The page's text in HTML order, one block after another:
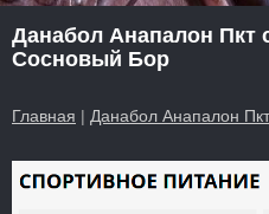
Данабол Анапалон Пкт
Сосновый Бор
Главная | Данабол Анапалон